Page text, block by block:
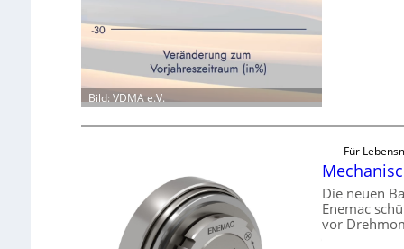
Bild: VDMA e.V.
Für
Die neuen
Enemac
vor